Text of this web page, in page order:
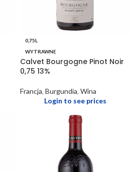
0,75L
WYTRAWNE
Calvet Bourgogne Pinot Noir
0,75 13%
Francja, Burgundia, Wina
Login to see prices